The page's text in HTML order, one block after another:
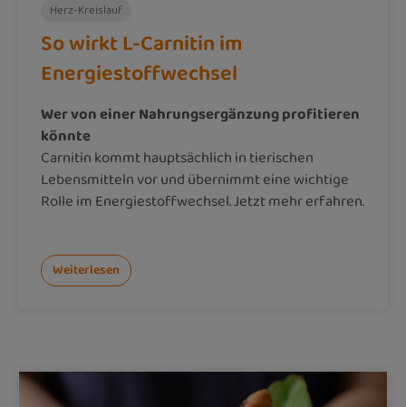
Herz-Kreislauf
So wirkt L-Carnitin im
Energiestoffwechsel
Wer von einer Nahrungsergänzung profitieren
könnte
Carnitin kommt hauptsächlich in tierischen
Lebensmitteln vor und übernimmt eine wichtige
Rolle im Energiestoffwechsel. Jetzt mehr erfahren.
Weiterlesen